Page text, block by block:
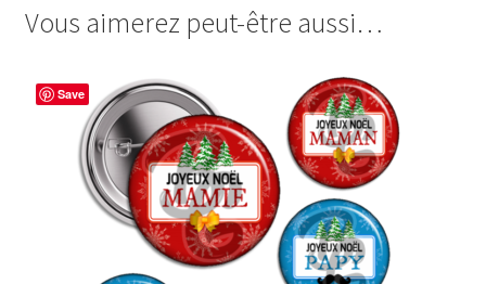
Bonne
Année
e
o
o
t
e
s
t
t
e
r
t
g
e
r
Vous aimerez peut-être aussi…
Save